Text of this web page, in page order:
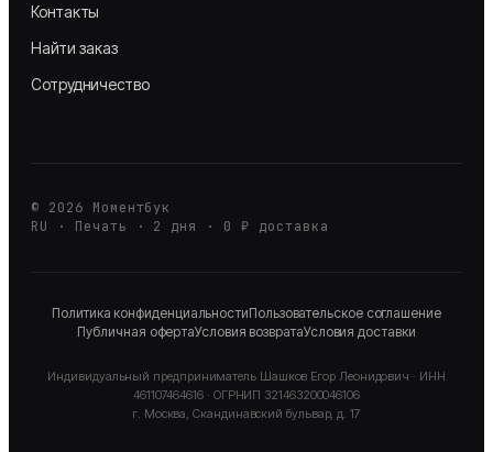
Контакты
Найти заказ
Сотрудничество
© 2026
Моментбук
RU · Печать · 2 дня · 0 ₽ доставка
Политика конфиденциальностиПользовательское соглашение
Публичная офертаУсловия возвратаУсловия доставки
Индивидуальный предприниматель Шашков Егор Леонидович · ИНН
461107464616 · ОГРНИП 321463200046106
г. Москва, Скандинавский бульвар, д. 17